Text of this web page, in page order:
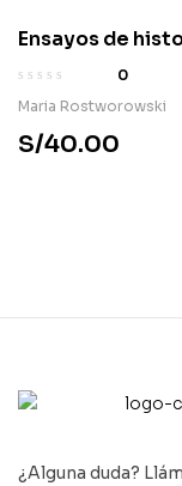
Ensayos de
Andina II
0
Maria Rostworowski
S/40.00
¿Alguna duda?